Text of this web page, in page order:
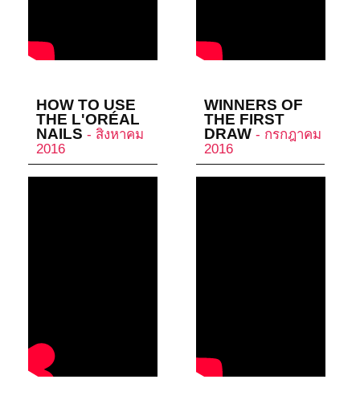
HOW TO USE
THE L'ORÉAL
NAILS - สิงหาคม
2016
WINNERS OF
THE FIRST
DRAW - กรกฎาคม
2016